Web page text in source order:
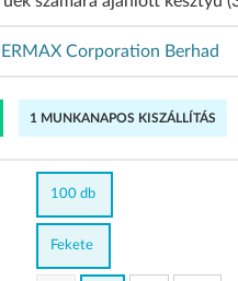
Corporation Berhad
1 MUNKANAPOS KISZÁLLÍTÁS
100 db
Fekete